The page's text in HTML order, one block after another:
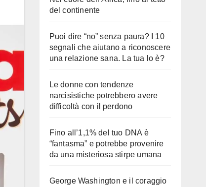
del continente
Puoi dire “no” senza paura? I 10
segnali che aiutano a riconoscere
una relazione sana. La tua lo è?
Le donne con tendenze
narcisistiche potrebbero avere
difficoltà con il perdono
Fino all’1,1% del tuo DNA è
“fantasma” e potrebbe provenire
da una misteriosa stirpe umana
George Washington e il coraggio